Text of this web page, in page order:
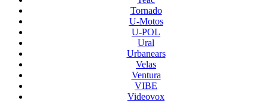
Tornado
U-Motos
U-POL
Ural
Urbanears
Velas
Ventura
VIBE
Videovox